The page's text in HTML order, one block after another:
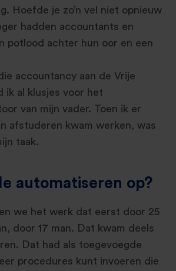
Hoefde je zo’n vel niet opnieuw
hadden accountants en
potlood achter hun oor en een
accountancy aan de Vrije
ik al klusjes voor het
van mijn vader. Toen ik er
afstuderen kwam werken, was
taak.
automatiseren op?
we het werk dat eerst door 25
door 17 man. Dat kwam deels
Dat had als toegevoegde
procedures kunt invoeren die